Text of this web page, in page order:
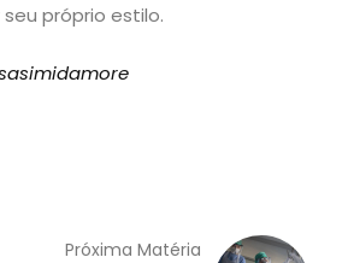
próprio estilo.
Próxima Matéria